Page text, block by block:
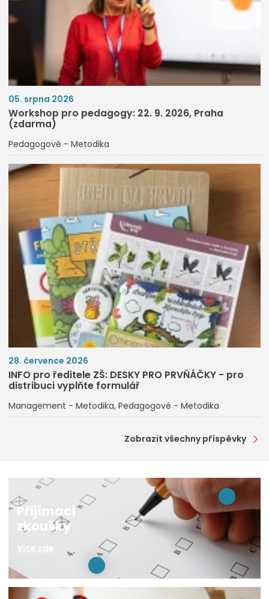
05. srpna 2026
Workshop pro pedagogy: 22. 9. 2026, Praha
(zdarma)
Pedagogové - Metodika
28. července 2026
INFO pro ředitele ZŠ: DESKY PRO PRVŇÁČKY - pro
distribuci vyplňte formulář
Management - Metodika Pedagogové - Metodika
Zobrazit všechny příspěvky
Přijímací
zkoušky
Více zde